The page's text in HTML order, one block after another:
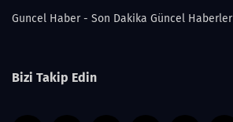
Guncel Haber - Son Dakika Güncel Haberler
Bizi Takip Edin